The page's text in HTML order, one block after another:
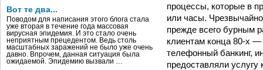
Вот те два...
Поводом для написания этого блога стала
уже вторая в течение года массовая
вирусная эпидемия. И это стало очень
неприятным прецедентом. Ведь столь
масштабных заражений не было уже очень
давно. Впрочем, данная ситуация была
ожидаемой. Эпидемию вызвали …
процессы, которые в
или часы.
прежде всего бурным
клиентам конца 80-х —
телефонный банкинг,
предоставляли